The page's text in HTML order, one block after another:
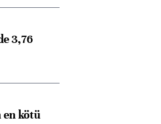
3,76
en kötü